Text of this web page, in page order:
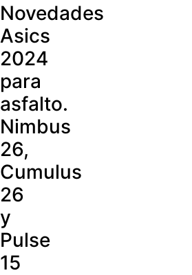
Novedades
Asics
2024
para
asfalto.
Nimbus
26,
Cumulus
26
y
Pulse
15